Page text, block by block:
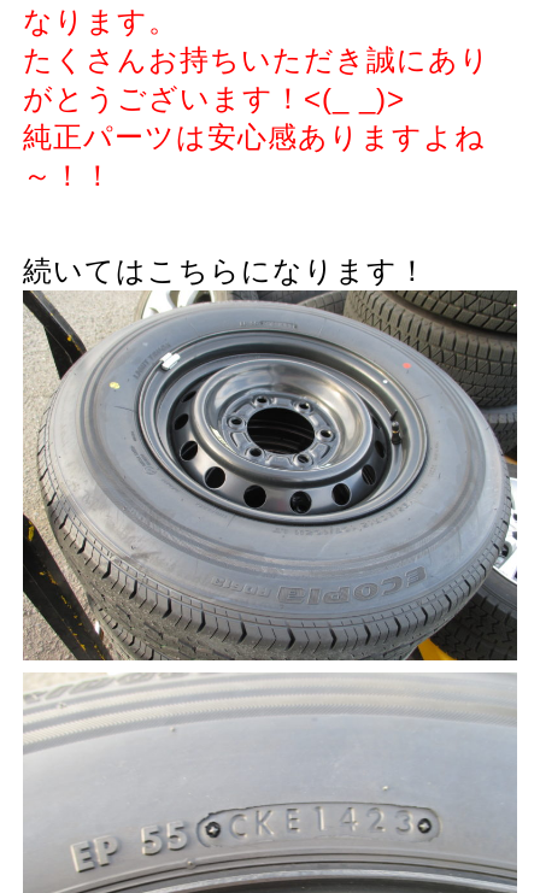
なります。
たくさんお持ちいただき誠にあり
がとうございます！<(_ _)>
純正パーツは安心感ありますよね
～！！
続いてはこちらになります！